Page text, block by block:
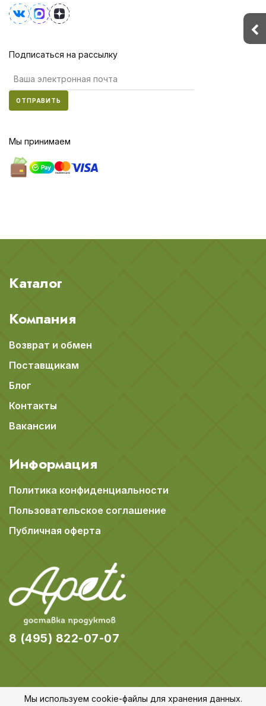
Подписаться на рассылку
ОТПРАВИТЬ
Мы принимаем
Каталог
Компания
Возврат и обмен
Поставщикам
Блог
Контакты
Вакансии
Информация
Политика конфиденциальности
Пользовательское соглашение
Публичная оферта
8 (495) 822-07-07
Мы используем cookie-файлы для хранения данных.